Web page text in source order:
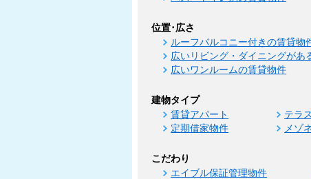
位置･広さ
ルーフバルコニー付きの賃貸物
広いリビング・ダイニングがあ
広いワンルームの賃貸物件
建物タイプ
賃貸アパート テラ
定期借家物件
メゾ
こだわり
エイブル保証管理物件